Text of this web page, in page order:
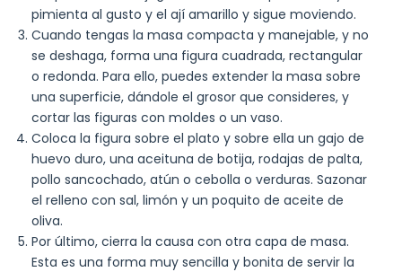
pimienta al gusto y el ají amarillo y sigue moviendo.
Cuando tengas la masa compacta y manejable, y no
se deshaga, forma una figura cuadrada, rectangular
o redonda. Para ello, puedes extender la masa sobre
una superficie, dándole el grosor que consideres, y
cortar las figuras con moldes o un vaso.
Coloca la figura sobre el plato y sobre ella un gajo de
huevo duro, una aceituna de botija, rodajas de palta,
pollo sancochado, atún o cebolla o verduras. Sazonar
el relleno con sal, limón y un poquito de aceite de
oliva.
Por último, cierra la causa con otra capa de masa.
Esta es una forma muy sencilla y bonita de servir la